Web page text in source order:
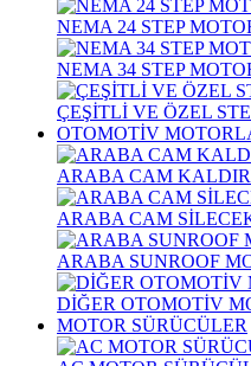
NEMA 24 STEP
NEMA 34 STEP
ÇEŞİTLİ VE ÖZEL
OTOMOTİV
ARABA CAM
ARABA CAM
ARABA SUNROOF
DİĞER OTOMOTİV
MOTOR SÜRÜCÜLER